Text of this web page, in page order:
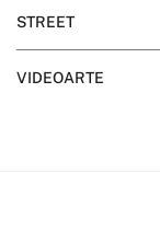
STREET
VIDEOARTE